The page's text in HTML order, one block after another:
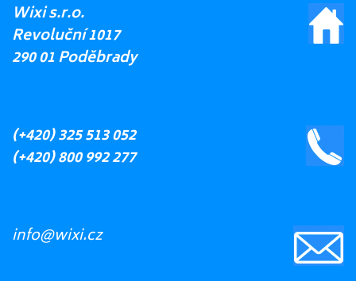
Wixi s.r.o.
Revoluční 1017
290 01 Poděbrady
(+420) 325 513 052
(+420) 800 992 277
info@wixi.cz